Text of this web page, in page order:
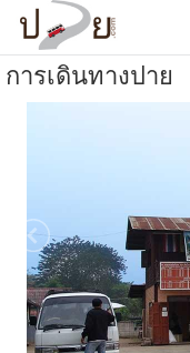
การเดินทางปาย